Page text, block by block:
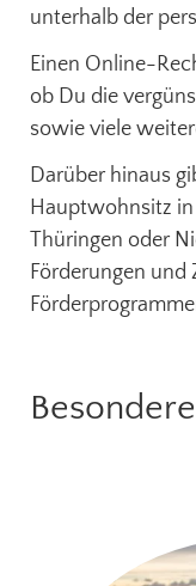
unterhalb der
Einen Online-
ob Du die
sowie viele
Darüber hinaus
Hauptwohnsitz
Thüringen oder
Förderungen und